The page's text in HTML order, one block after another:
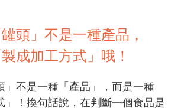
頭」不是一種產品，
成加工方式」哦！
」不是一種「產品」，而是一種
」！換句話說，在判斷一個食品是